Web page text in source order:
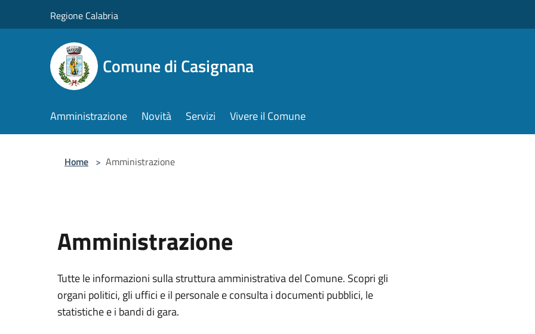
Regione Calabria
Comune di Casignana
Amministrazione Novità Servizi Vivere il Comune
Home > Amministrazione
Amministrazione
Tutte le informazioni sulla struttura amministrativa del Comune. Scopri gli
organi politici, gli uffici e il personale e consulta i documenti pubblici, le
statistiche e i bandi di gara.